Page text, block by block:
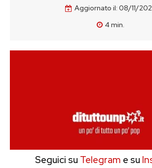
Aggiornato il: 08/11/
4min.
Seguici su Telegram e su